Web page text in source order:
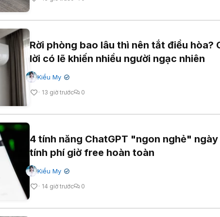
Rời phòng bao lâu thì nên tắt điều hòa?
lời có lẽ khiến nhiều người ngạc nhiên
Kiều My ✔
13 giờ trước 0
4 tính năng ChatGPT "ngon nghẻ"
tính phí giờ free hoàn toàn
Kiều My ✔
14 giờ trước 0